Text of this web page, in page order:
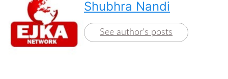
Shubhra Nandi
See author's posts